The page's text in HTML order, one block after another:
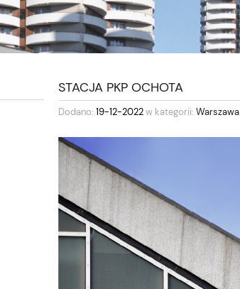
STACJA PKP OCHOTA
Dodano: 19-12-2022w kategorii: Warszawa